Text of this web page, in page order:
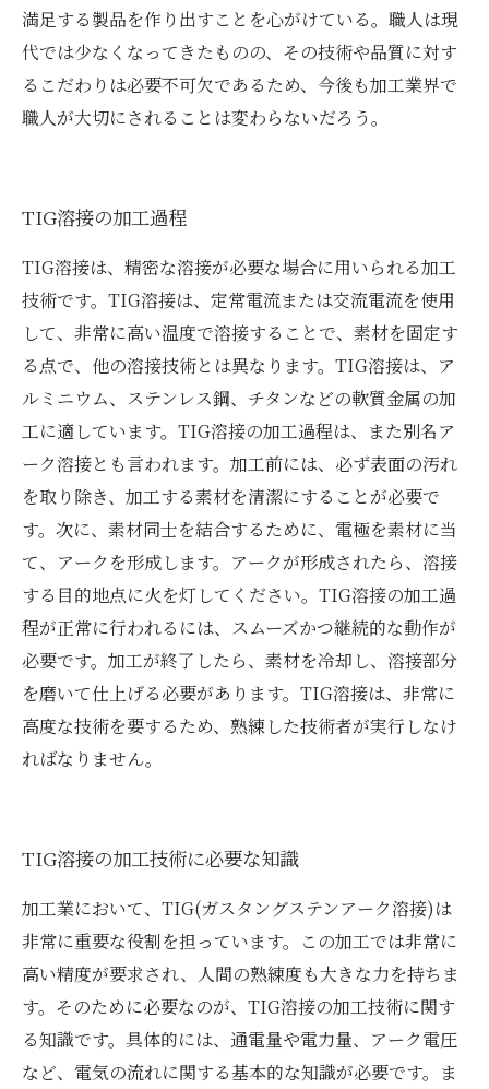
満足する製品を作り出すことを心がけている。職人は現
代では少なくなってきたものの、その技術や品質に対す
るこだわりは必要不可欠であるため、今後も加工業界で
職人が大切にされることは変わらないだろう。
TIG溶接の加工過程
TIG溶接は、精密な溶接が必要な場合に用いられる加工
技術です。TIG溶接は、定常電流または交流電流を使用
して、非常に高い温度で溶接することで、素材を固定す
る点で、他の溶接技術とは異なります。TIG溶接は、ア
ルミニウム、ステンレス鋼、チタンなどの軟質金属の加
工に適しています。TIG溶接の加工過程は、また別名ア
ーク溶接とも言われます。加工前には、必ず表面の汚れ
を取り除き、加工する素材を清潔にすることが必要で
す。次に、素材同士を結合するために、電極を素材に当
て、アークを形成します。アークが形成されたら、溶接
する目的地点に火を灯してください。TIG溶接の加工過
程が正常に行われるには、スムーズかつ継続的な動作が
必要です。加工が終了したら、素材を冷却し、溶接部分
を磨いて仕上げる必要があります。TIG溶接は、非常に
高度な技術を要するため、熟練した技術者が実行しなけ
ればなりません。
TIG溶接の加工技術に必要な知識
加工業において、TIG(ガスタングステンアーク溶接)は
非常に重要な役割を担っています。この加工では非常に
高い精度が要求され、人間の熟練度も大きな力を持ちま
す。そのために必要なのが、TIG溶接の加工技術に関す
る知識です。具体的には、通電量や電力量、アーク電圧
など、電気の流れに関する基本的な知識が必要です。ま